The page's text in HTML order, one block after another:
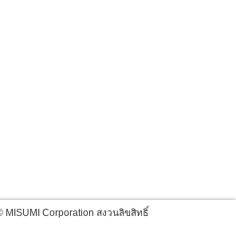
MISUMI Corporation สงวนลิขสิทธิ์